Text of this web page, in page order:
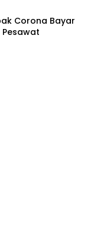
Corona Bayar